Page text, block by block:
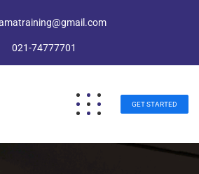
021-74777701
GET STARTED